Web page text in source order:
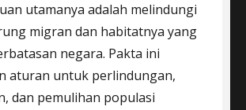
utamanya adalah melindungi
migran dan habitatnya yang
negara. Pakta ini
aturan untuk perlindungan,
dan pemulihan populasi